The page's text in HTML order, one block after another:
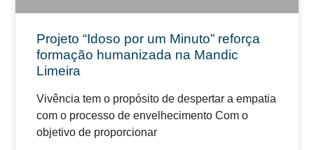
Projeto “Idoso por um Minuto” reforça
formação humanizada na Mandic
Limeira
Vivência tem o propósito de despertar a empatia
com o processo de envelhecimento Com o
objetivo de proporcionar